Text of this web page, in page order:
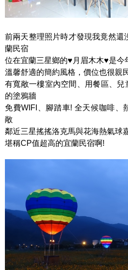
前兩天整理照片時才發現我竟然還
蘭民宿
位在宜蘭三星鄉的♥月眉木木♥是今
溫馨舒適的簡約風格，價位也很親
有寬敞一樓室內空間、用餐區、兒
的塗鴉牆
免費WIFI、腳踏車! 全天候咖啡、
敞
鄰近三星搖搖洛克馬與花海熱氣球
堪稱CP值超高的宜蘭民宿啊!